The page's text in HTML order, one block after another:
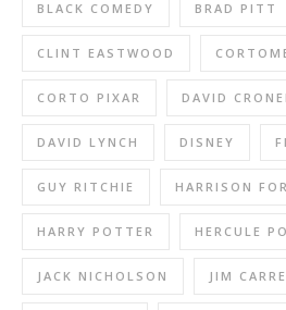
BLACK COMEDY BRAD PITT
CLINT EASTWOOD
CORTO PIXAR DAVID
DAVID LYNCH DISNEY
GUY RITCHIE HARRISON
HARRY POTTER HERCULE
JACK NICHOLSON JIM